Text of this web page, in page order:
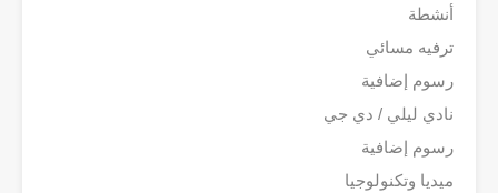
أنشطة
ترفيه مسائي
رسوم إضافية
نادي ليلي / دي جي
رسوم إضافية
ميديا وتكنولوجيا